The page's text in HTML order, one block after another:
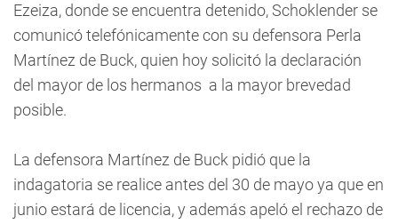
Ezeiza, donde se encuentra detenido, Schoklender se
comunicó telefónicamente con su defensora Perla
Martínez de Buck, quien hoy solicitó la declaración
del mayor de los hermanos a la mayor brevedad
posible.
La defensora Martínez de Buck pidió que la
indagatoria se realice antes del 30 de mayo ya que en
junio estará de licencia, y además apeló el rechazo de